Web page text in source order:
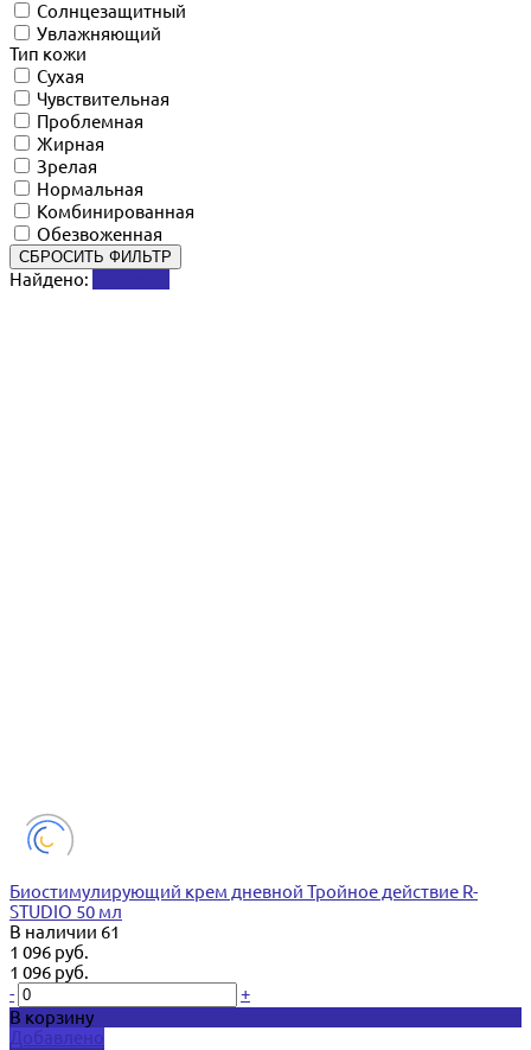
Солнцезащитный
Увлажняющий
Тип кожи
Сухая
Чувствительная
Проблемная
Жирная
Зрелая
Нормальная
Комбинированная
Обезвоженная
СБРОСИТЬ ФИЛЬТР
Найдено:
Биостимулирующий крем дневной Тройное действие R-
STUDIO 50 мл
В наличии 61
1 096 руб.
1 096 руб.
-
+
В корзину
Добавлено